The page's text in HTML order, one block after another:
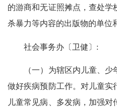
的游商和无证照摊点，查处学
杀暴力等内容的出版物的单位
社会事务办〔卫健〕:
（一）为辖区内儿童、少
做好疾病预防工作。对儿童实
儿童常见病、多发病，加强